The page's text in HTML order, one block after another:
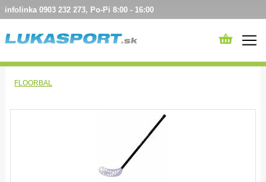
infolinka 0903 232 273, Po-Pi 8:00 - 16:00
FLOORBAL